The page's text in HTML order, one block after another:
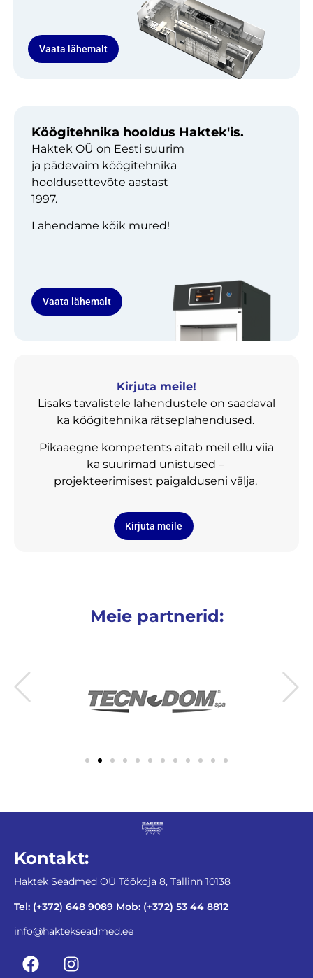
Vaata lähemalt
Köögitehnika hooldus Haktek'is.
Haktek OÜ on Eesti suurim
ja pädevaim köögitehnika
hooldusettevõte aastast
1997.
Lahendame kõik mured!
Vaata lähemalt
Kirjuta meile!
Lisaks tavalistele lahendustele on saadaval
ka köögitehnika rätseplahendused.
Pikaaegne kompetents aitab meil ellu viia
ka suurimad unistused –
projekteerimisest paigalduseni välja.
Kirjuta meile
Meie partnerid:
Kontakt:
Haktek Seadmed OÜ Töökoja 8, Tallinn 10138
Tel: (+372) 648 9089 Mob: (+372) 53 44 8812
info@haktekseadmed.ee